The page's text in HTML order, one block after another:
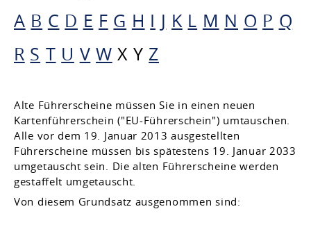
A B C D E F G H I J K L M N O P Q
R S T U V W X Y Z
Alte Führerscheine müssen Sie in einen neuen
Kartenführerschein ("EU-Führerschein") umtauschen.
Alle vor dem 19. Januar 2013 ausgestellten
Führerscheine müssen bis spätestens 19. Januar 2033
umgetauscht sein. Die alten Führerscheine werden
gestaffelt umgetauscht.
Von diesem Grundsatz ausgenommen sind: